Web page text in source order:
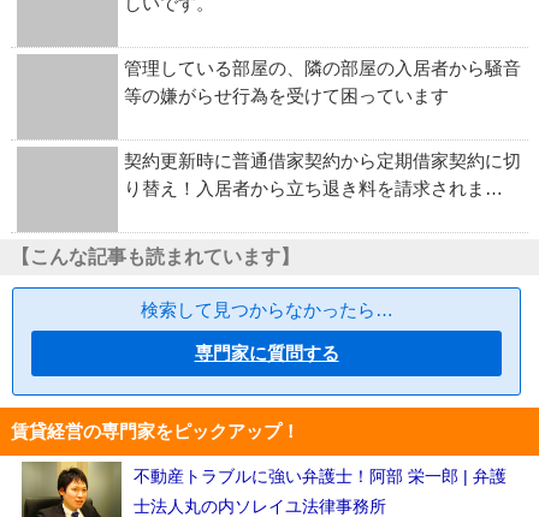
管理している部屋の、隣の部屋の入居者から騒音
等の嫌がらせ行為を受けて困っています
契約更新時に普通借家契約から定期借家契約に切
り替え！入居者から立ち退き料を請求されま…
【こんな記事も読まれています】
検索して見つからなかったら…
専門家に質問する
賃貸経営の専門家をピックアップ！
不動産トラブルに強い弁護士！阿部 栄一郎 | 弁護
士法人丸の内ソレイユ法律事務所